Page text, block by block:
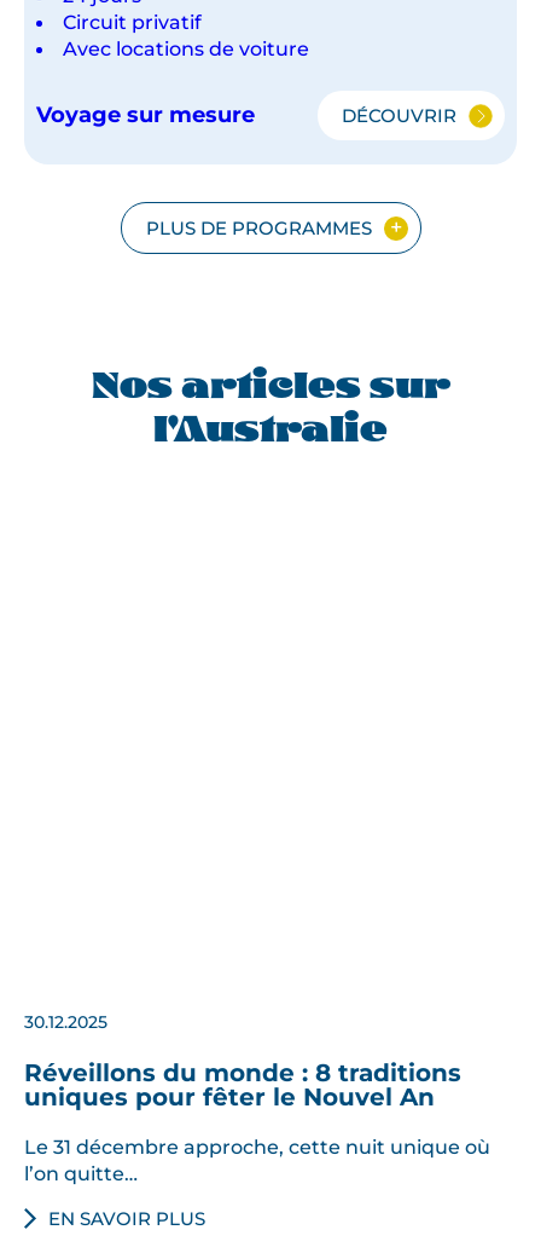
Circuit privatif
Avec locations de voiture
Voyage sur mesure DÉCOUVRIR
LE
DE
L'AUSTRALIE
PLUS DE PROGRAMMES
Nos articles sur
l'Australie
30.12.2025
Réveillons du monde : 8 traditions
uniques pour fêter le Nouvel An
Le 31 décembre approche, cette nuit unique où
l’on quitte…
EN SAVOIR PLUS